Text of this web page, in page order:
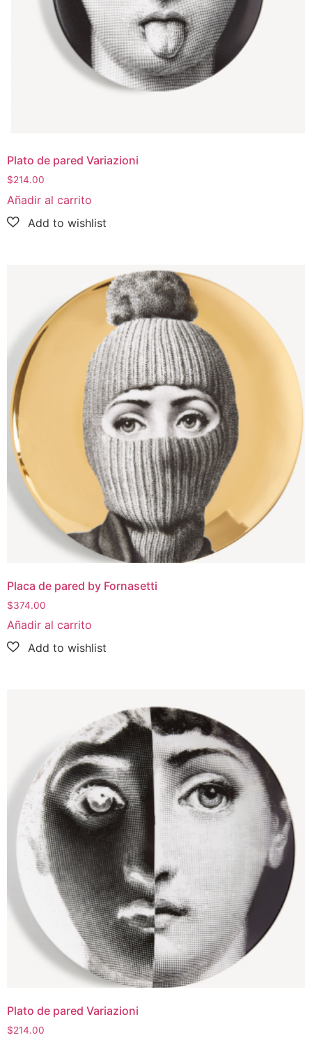
Plato de pared Variazioni
$214.00
Añadir al carrito
Placa de pared by Fornasetti
$374.00
Añadir al carrito
Plato de pared Variazioni
$214.00